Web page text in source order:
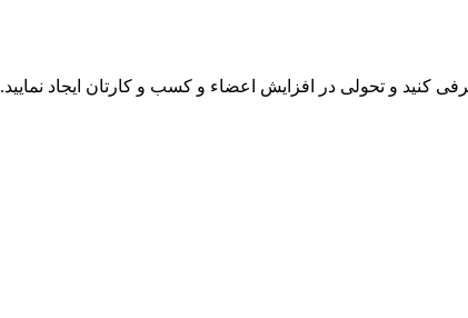
کنید و تحولی در افزایش اعضاء و کسب و کارتان ایجاد نمایید.